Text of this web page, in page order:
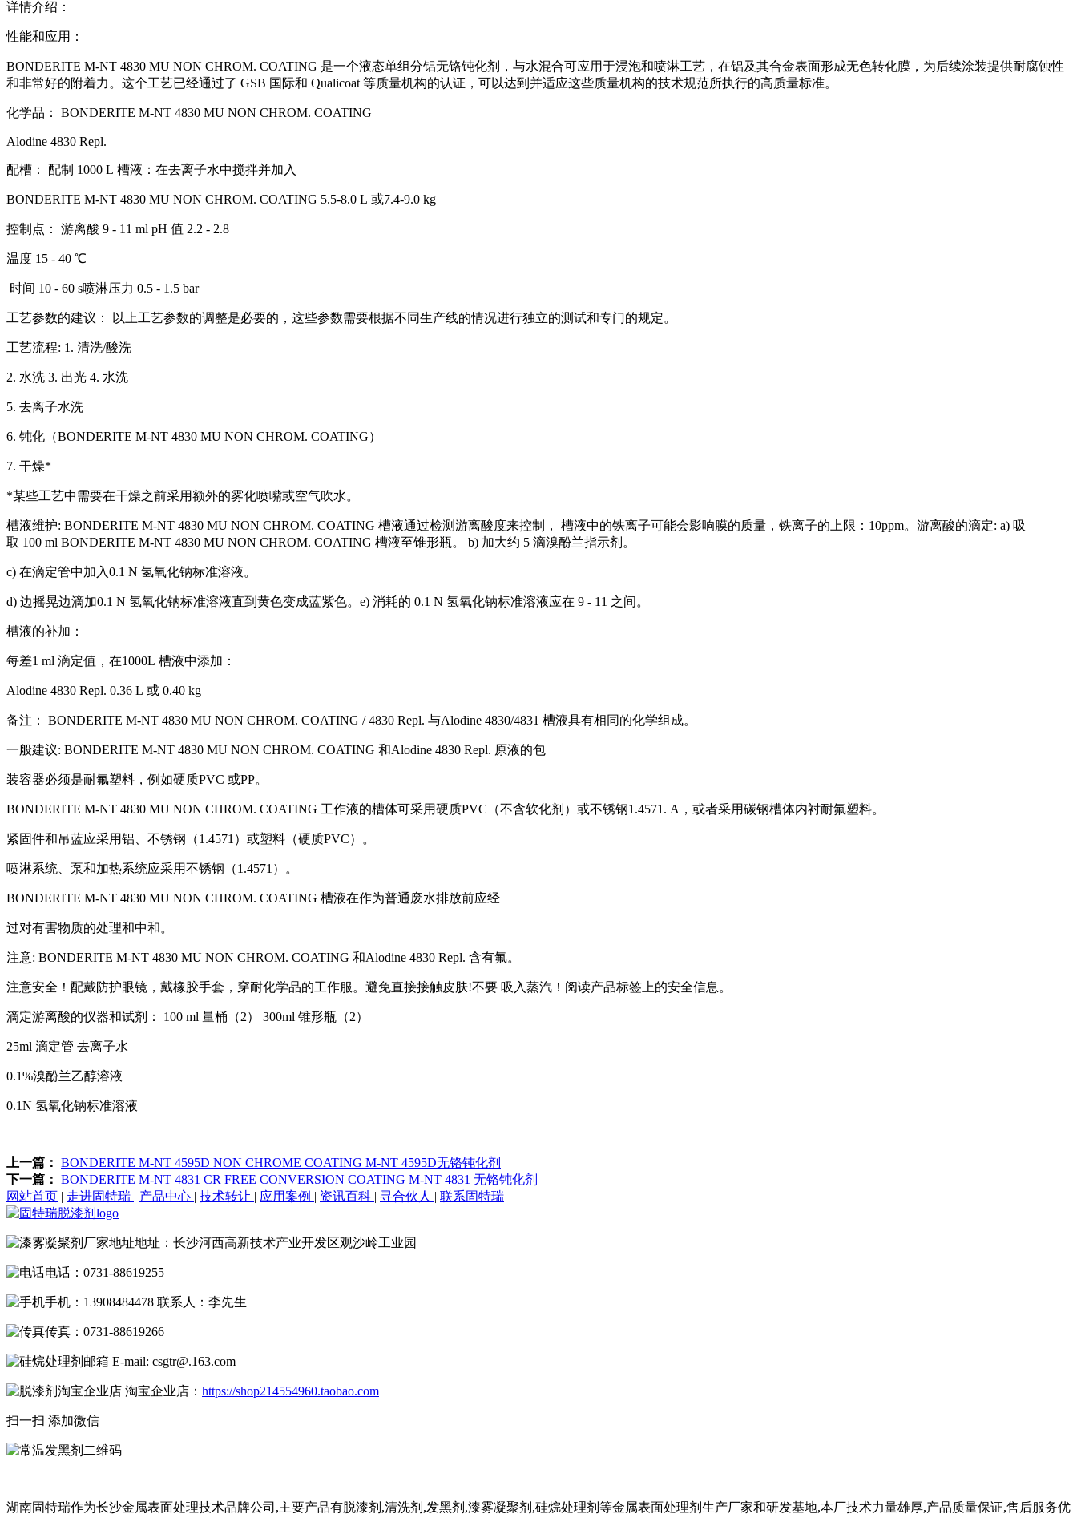
详情介绍：
性能和应用：
BONDERITE M-NT 4830 MU NON CHROM. COATING 是一个液态单组分铝无铬钝化剂，与水混合可应用于浸泡和喷淋工艺，在铝及其合金表面形成无色转化膜，为后续涂装提供耐腐蚀性
和非常好的附着力。这个工艺已经通过了 GSB 国际和 Qualicoat 等质量机构的认证，可以达到并适应这些质量机构的技术规范所执行的高质量标准。
化学品： BONDERITE M-NT 4830 MU NON CHROM. COATING
Alodine 4830 Repl.
配槽： 配制 1000 L 槽液：在去离子水中搅拌并加入
BONDERITE M-NT 4830 MU NON CHROM. COATING 5.5-8.0 L 或7.4-9.0 kg
控制点： 游离酸 9 - 11 ml pH 值 2.2 - 2.8
温度 15 - 40 ℃
时间 10 - 60 s喷淋压力 0.5 - 1.5 bar
工艺参数的建议： 以上工艺参数的调整是必要的，这些参数需要根据不同生产线的情况进行独立的测试和专门的规定。
工艺流程: 1. 清洗/酸洗
2. 水洗 3. 出光 4. 水洗
5. 去离子水洗
6. 钝化（BONDERITE M-NT 4830 MU NON CHROM. COATING）
7. 干燥*
*某些工艺中需要在干燥之前采用额外的雾化喷嘴或空气吹水。
槽液维护: BONDERITE M-NT 4830 MU NON CHROM. COATING 槽液通过检测游离酸度来控制， 槽液中的铁离子可能会影响膜的质量，铁离子的上限： 10ppm。 游离酸的滴定: a) 吸
取 100 ml BONDERITE M-NT 4830 MU NON CHROM. COATING 槽液至锥形瓶。 b) 加大约 5 滴溴酚兰指示剂。
c) 在滴定管中加入0.1 N 氢氧化钠标准溶液。
d) 边摇晃边滴加0.1 N 氢氧化钠标准溶液直到黄色变成蓝紫色。 e) 消耗的 0.1 N 氢氧化钠标准溶液应在 9 - 11 之间。
槽液的补加：
每差1 ml 滴定值，在1000L 槽液中添加：
Alodine 4830 Repl. 0.36 L 或 0.40 kg
备注： BONDERITE M-NT 4830 MU NON CHROM. COATING / 4830 Repl. 与Alodine 4830/4831 槽液具有相同的化学组成。
一般建议: BONDERITE M-NT 4830 MU NON CHROM. COATING 和Alodine 4830 Repl. 原液的包
装容器必须是耐氟塑料，例如硬质PVC 或PP。
BONDERITE M-NT 4830 MU NON CHROM. COATING 工作液的槽体可采用硬质PVC （不含软化剂）或不锈钢1.4571. A ，或者采用碳钢槽体内衬耐氟塑料。
紧固件和吊蓝应采用铝、不锈钢（1.4571 ）或塑料（硬质PVC）。
喷淋系统、泵和加热系统应采用不锈钢（1.4571 ）。
BONDERITE M-NT 4830 MU NON CHROM. COATING 槽液在作为普通废水排放前应经
过对有害物质的处理和中和。
注意: BONDERITE M-NT 4830 MU NON CHROM. COATING 和Alodine 4830 Repl. 含有氟。
注意安全！配戴防护眼镜，戴橡胶手套，穿耐化学品的工作服。避免直接接触皮肤!不要 吸入蒸汽！阅读产品标签上的安全信息。
滴定游离酸的仪器和试剂： 100 ml 量桶（2） 300ml 锥形瓶（2）
25ml 滴定管 去离子水
0.1%溴酚兰乙醇溶液
0.1N 氢氧化钠标准溶液
上一篇： BONDERITE M-NT 4595D NON CHROME COATING M-NT 4595D无铬钝化剂
下一篇： BONDERITE M-NT 4831 CR FREE CONVERSION COATING M-NT 4831 无铬钝化剂
网站首页 | 走进固特瑞 | 产品中心 | 技术转让 | 应用案例 | 资讯百科 | 寻合伙人 | 联系固特瑞
地址：长沙河西高新技术产业开发区观沙岭工业园
电话：0731-88619255
手机：13908484478 联系人：李先生
传真：0731-88619266
E-mail: csgtr@.163.com
淘宝企业店： https://shop214554960.taobao.com
扫一扫 添加微信
湖南固特瑞作为长沙金属表面处理技术品牌公司,主要产品有脱漆剂,清洗剂,发黑剂,漆雾凝聚剂,硅烷处理剂等金属表面处理剂生产厂家和研发基地,本厂技术力量雄厚,产品质量保证,售后服务优